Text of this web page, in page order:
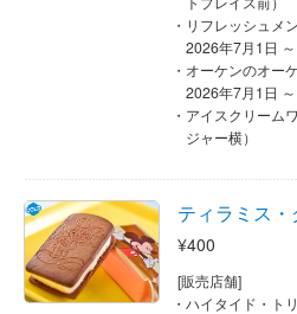
リフレッシュメ
2026年7月1日
オーケンのオー
2026年7月1日
アイスクリーム
ジャー横）
ティラミス
¥400
[販売店舗]
ハイタイド・ト